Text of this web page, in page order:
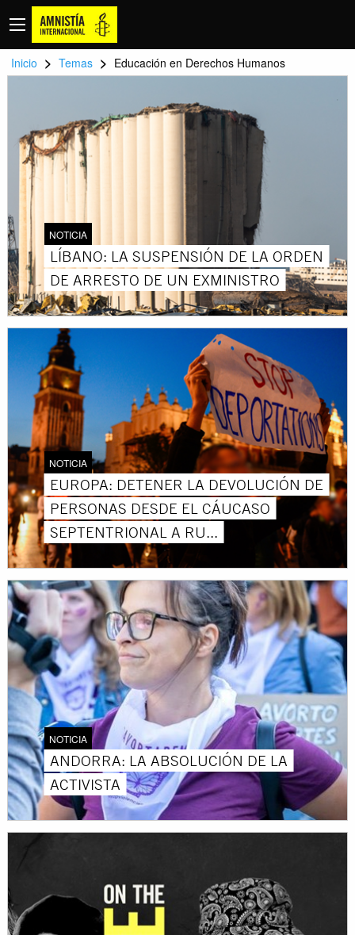
Inicio > Temas > Educación en Derechos Humanos
NOTICIA
LÍBANO: LA SUSPENSIÓN DE LA ORDEN
DE ARRESTO DE UN EXMINISTRO
NOTICIA
EUROPA: DETENER LA DEVOLUCIÓN DE
PERSONAS DESDE EL CÁUCASO
SEPTENTRIONAL A RU...
NOTICIA
ANDORRA: LA ABSOLUCIÓN DE LA
ACTIVISTA